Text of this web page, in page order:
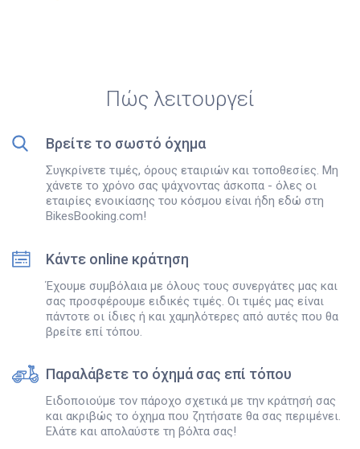
Πώς λειτουργεί
Βρείτε το σωστό όχημα
Συγκρίνετε τιμές, όρους εταιριών και τοποθεσίες. Μη
χάνετε το χρόνο σας ψάχνοντας άσκοπα - όλες οι
εταιρίες ενοικίασης του κόσμου είναι ήδη εδώ στη
BikesBooking.com!
Κάντε online κράτηση
Έχουμε συμβόλαια με όλους τους συνεργάτες μας και
σας προσφέρουμε ειδικές τιμές. Οι τιμές μας είναι
πάντοτε οι ίδιες ή και χαμηλότερες από αυτές που θα
βρείτε επί τόπου.
Παραλάβετε το όχημά σας επί τόπου
Ειδοποιούμε τον πάροχο σχετικά με την κράτησή σας
και ακριβώς το όχημα που ζητήσατε θα σας περιμένει.
Ελάτε και απολαύστε τη βόλτα σας!